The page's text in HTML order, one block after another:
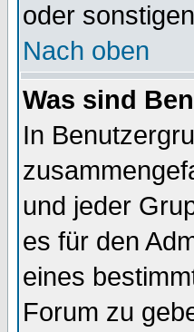
oder
Nach oben
Was sind
In
und jeder
es für den
eines
Forum zu